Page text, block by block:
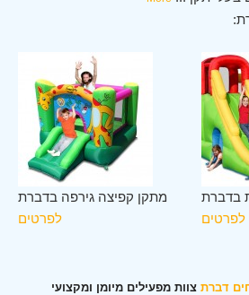
מתקן קפיצה גירפה בדברת
לפרטים
לפרטים
דברת צוות מפעילים מיומן ומקצועי